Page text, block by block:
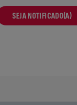
SEJA NOTIFICADO(A)